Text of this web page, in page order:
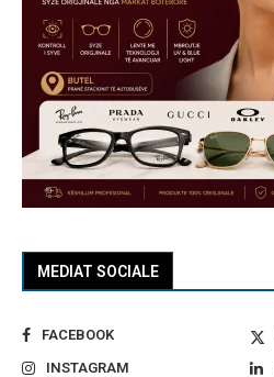
MEDIAT SOCIALE
FACEBOOK
INSTAGRAM